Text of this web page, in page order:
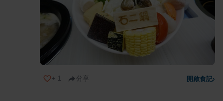
+ 1 分享 開啟食記›